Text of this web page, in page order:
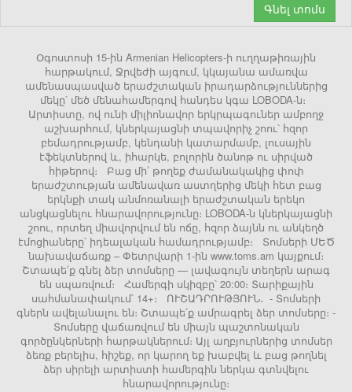
Գնել տոմս
Օգոստոսի 15-ին Armenian Helicopters-ի ուղղաթիռային
հարթակում, Ջրվեժի այգում, կկայանա ամառվա
ամենասպասված երաժշտական իրադարձություններից
մեկը՝ մեծ մենահամերգով հանդես կգա LOBODA-ն։
Արտիստը, ով ունի միլիոնավոր երկրպագուներ ամբողջ
աշխարհում, կներկայացնի տպավորիչ շոու՝ հզոր
բեմադրությամբ, կենդանի կատարմամբ, լուսային
էֆեկտներով և, իհարկե, բոլորին ծանոթ ու սիրված
հիթերով։ Բաց մի՛ թողեք ժամանակակից փոփ
երաժշտության ամենավառ աստղերից մեկի հետ բաց
երկնքի տակ անմոռանալի երաժշտական երեկո
անցկացնելու հնարավորությունը։ LOBODA-ն կներկայացնի
շոու, որտեղ միավորվում են ոճը, հզոր ձայնն ու անկեղծ
էմոցիաները՝ իդեալական համադրությամբ։ Տոմսերի ՄԵԾ
նախավաճառք – Փետրվարի 1-ին www.toms.am կայքում։
Շտապե՛ք գնել ձեր տոմսերը — լավագույն տեղերն արագ
են սպառվում։ Համերգի սկիզբը՝ 20:00։ Տարիքային
սահմանափակում՝ 14+։ ՈՒՇԱԴՐՈՒԹՅՈՒՆ․ - Տոմսերի
գներն ավելանալու են։ Շտապե՛ք ամրագրել ձեր տոմսերը։ -
Տոմսերը վաճառվում են միայն պաշտոնական
գործընկերների հարթակներում։ Այլ աղբյուրներից տոմսեր
ձեռք բերելիս, հիշեք, որ կարող եք խաբվել և բաց թողնել
ձեր սիրելի արտիստի համերգին ներկա գտնվելու
հնարավորությունը։